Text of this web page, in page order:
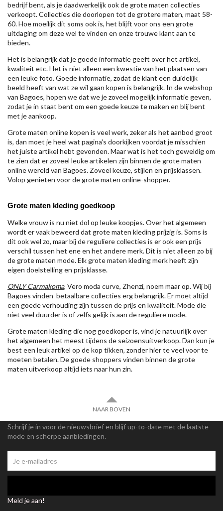
bedrijf bent, als je daadwerkelijk ook de grote maten collecties
verkoopt. Collecties die doorlopen tot de grotere maten, maat 58-
60. Hoe moeilijk dit soms ook is, het blijft voor ons een grote
uitdaging om deze wel te vinden en onze trouwe klant aan te
bieden.
Het is belangrijk dat je goede informatie geeft over het artikel,
kwaliteit etc. Het is niet alleen een kwestie van het plaatsen van
een leuke foto. Goede informatie, zodat de klant een duidelijk
beeld heeft van wat ze wil gaan kopen is belangrijk. In de webshop
van Bagoes, hopen we dat we je zoveel mogelijk informatie geven,
zodat je in staat bent om een goede keuze te maken en blij bent
met je aankoop.
Grote maten online kopen is veel werk, zeker als het aanbod groot
is, dan moet je heel wat pagina's doorkijken voordat je misschien
het juiste artikel hebt gevonden. Maar wat is het toch geweldig om
te zien dat er zoveel leuke artikelen zijn binnen de grote maten
online wereld van Bagoes. Zoveel keuze, stijlen en prijsklassen.
Volop genieten voor de grote maten online-shopper.
Grote maten kleding goedkoop
Welke vrouw is nu niet dol op leuke koopjes. Over het algemeen
wordt er vaak beweerd dat grote maten kleding prijzig is. Soms is
dit ook wel zo, maar bij de reguliere collecties is er ook een prijs
verschil tussen het ene en het andere merk. Dit is niet alleen zo bij
de grote maten mode. Elk grote maten kleding merk heeft zijn
eigen doelstelling en prijsklasse.
ONLY Carmakoma, Vero moda curve, Zhenzi, noem maar op. Wij bij
Bagoes vinden betaalbare collecties erg belangrijk. Er moet altijd
een goede verhouding zijn tussen de prijs en kwaliteit. Mode die
niet veel duurder is of zelfs gelijk is aan de reguliere mode.
Grote maten kleding die nog goedkoper is, vind je natuurlijk over
het algemeen het meest tijdens de seizoensuitverkoop. Dan kun je
best een leuk artikel op de kop tikken, zonder hier te veel voor te
moeten betalen. De goede shoppers vinden binnen de grote
maten uitverkoop altijd iets naar hun zin.
NAAR BOVEN
Schrijf je in voor de nieuwsbrief en blijf up-to-date met de laatste
mode en scherpe aanbiedingen.
Meld je aan!